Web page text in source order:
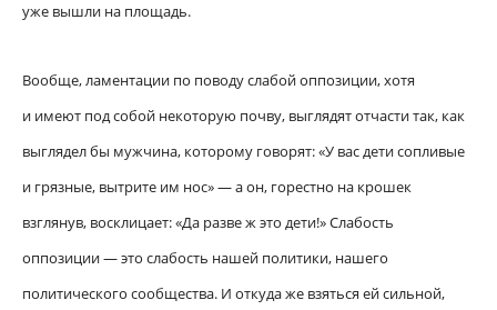
уже вышли на площадь.
Вообще, ламентации по поводу слабой оппозиции, хотя
и имеют под собой некоторую почву, выглядят отчасти так, как
выглядел бы мужчина, которому говорят: «У вас дети сопливые
и грязные, вытрите им нос» — а он, горестно на крошек
взглянув, восклицает: «Да разве ж это дети!» Слабость
оппозиции — это слабость нашей политики, нашего
политического сообщества. И откуда же взяться ей сильной,